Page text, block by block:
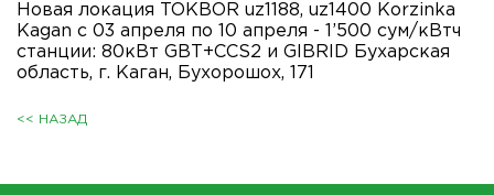
Новая локация TOKBOR uz1188, uz1400 Korzinka
Kagan с 03 апреля по 10 апреля - 1’500 сум/кВтч
станции: 80кВт GBT+CCS2 и GIBRID Бухарская
область, г. Каган, Бухорошох, 171
<< НАЗАД